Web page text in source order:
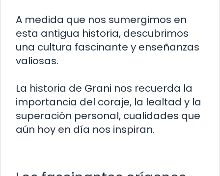
A medida que nos sumergimos en
esta antigua historia, descubrimos
una cultura fascinante y enseñanzas
valiosas.
La historia de Grani nos recuerda la
importancia del coraje, la lealtad y la
superación personal, cualidades que
aún hoy en día nos inspiran.